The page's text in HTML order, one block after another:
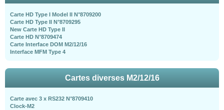
Carte HD Type I Model II N°8709200
Carte HD Type II N°8709295
New Carte HD Type II
Carte HD N°8709474
Carte Interface DOM M2/12/16
Interface MFM Type 4
Cartes diverses M2/12/16
Carte avec 3 x RS232 N°8709410
Clock-M2